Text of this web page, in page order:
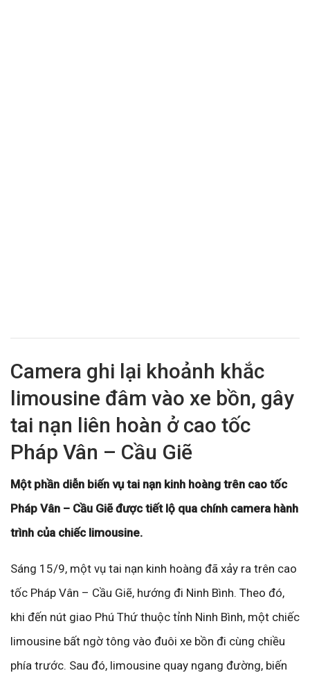
Camera ghi lại khoảnh khắc
limousine đâm vào xe bồn, gây
tai nạn liên hoàn ở cao tốc
Pháp Vân – Cầu Giẽ
Một phần diễn biến vụ tai nạn kinh hoàng trên cao tốc
Pháp Vân – Cầu Giẽ được tiết lộ qua chính camera hành
trình của chiếc limousine.
Sáng 15/9, một vụ tai nạn kinh hoàng đã xảy ra trên cao
tốc Pháp Vân – Cầu Giẽ, hướng đi Ninh Bình. Theo đó,
khi đến nút giao Phú Thứ thuộc tỉnh Ninh Bình, một chiếc
limousine bất ngờ tông vào đuôi xe bồn đi cùng chiều
phía trước. Sau đó, limousine quay ngang đường, biến